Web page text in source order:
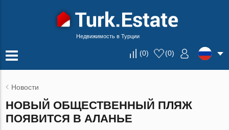
Недвижимость в Турции
(0) (0)
Новости
НОВЫЙ ОБЩЕСТВЕННЫЙ ПЛЯЖ
ПОЯВИТСЯ В АЛАНЬЕ